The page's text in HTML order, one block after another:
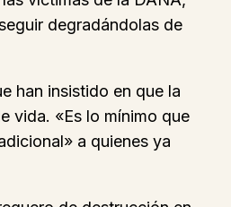
degradándolas de
han insistido en que la
vida. «Es lo mínimo que
a quienes ya